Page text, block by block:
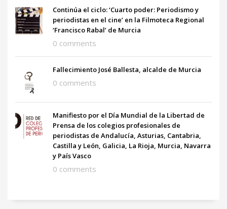
Continúa el ciclo: ‘Cuarto poder: Periodismo y
periodistas en el cine’ en la Filmoteca Regional
‘Francisco Rabal’ de Murcia
0 comments
Fallecimiento José Ballesta, alcalde de Murcia
0 comments
Manifiesto por el Día Mundial de la Libertad de
Prensa de los colegios profesionales de
periodistas de Andalucía, Asturias, Cantabria,
Castilla y León, Galicia, La Rioja, Murcia, Navarra
y País Vasco
0 comments